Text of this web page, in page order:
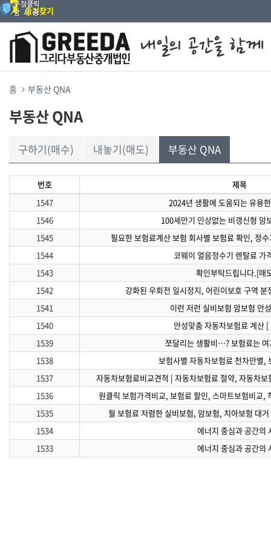
즐겨찾기
홈 부동산 QNA
부동산 QNA
구하기(매수) 내놓기(매도) 부동산 QNA
번호
제목
1547
2024년 생활에 도움되는 유용
1546
100세만기 인상없는 비갱신형 암
1545
필요한 보험료계산 보험 회사별 보험료 확인, 정
1544
코웨이 얼음정수기 렌탈료 가
1543
확인부탁드립니다.[매
1542
강화된 우회전 일시정지, 어린이보호 구역
1541
이런 저런 실비보험 암보험 안
1540
안성맞춤 자동차보험료 계산
1539
쪼달리는 생활비…? 보험료는 여
1538
보험사별 자동차보험료 천차만별,
1537
자동차보험료비교견적 | 자동차보험료 절약, 자동차
1536
원클릭 보험가격비교, 보험료 할인, 스마트보험비교,
1535
월 보험료 저렴한 실비보험, 암보험, 치아보험 대
1534
에너지 중심과 공간의
1533
에너지 중심과 공간의